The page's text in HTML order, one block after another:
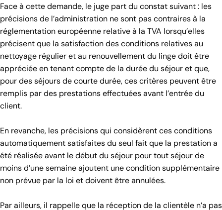
Face à cette demande, le juge part du constat suivant : les
précisions de l’administration ne sont pas contraires à la
réglementation européenne relative à la TVA lorsqu’elles
précisent que la satisfaction des conditions relatives au
nettoyage régulier et au renouvellement du linge doit être
appréciée en tenant compte de la durée du séjour et que,
pour des séjours de courte durée, ces critères peuvent être
remplis par des prestations effectuées avant l’entrée du
client.
En revanche, les précisions qui considèrent ces conditions
automatiquement satisfaites du seul fait que la prestation a
été réalisée avant le début du séjour pour tout séjour de
moins d’une semaine ajoutent une condition supplémentaire
non prévue par la loi et doivent être annulées.
Par ailleurs, il rappelle que la réception de la clientèle n’a pas